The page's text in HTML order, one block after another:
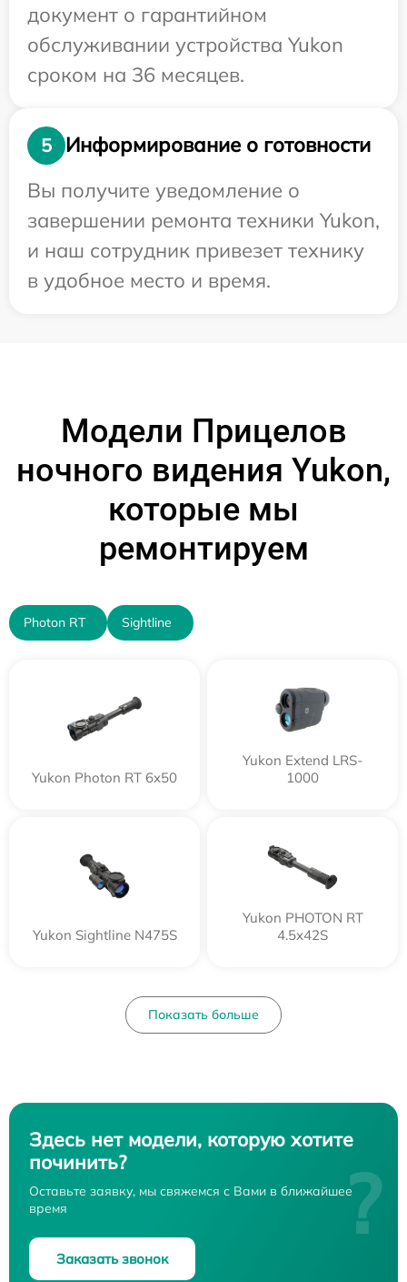
документ о гарантийном
обслуживании устройства Yukon
сроком на 36 месяцев.
5
Информирование о готовности
Вы получите уведомление о
завершении ремонта техники Yukon,
и наш сотрудник привезет технику
в удобное место и время.
Модели Прицелов
ночного видения Yukon,
которые мы
ремонтируем
Photon RT Sightline
Yukon Photon RT 6х50
Yukon Extend LRS-
1000
Yukon Sightline N475S
Yukon PHOTON RT
4.5x42S
Показать больше
Здесь нет модели, которую хотите
починить?
Оставьте заявку, мы свяжемся с Вами в ближайшее
время
Заказать звонок
?